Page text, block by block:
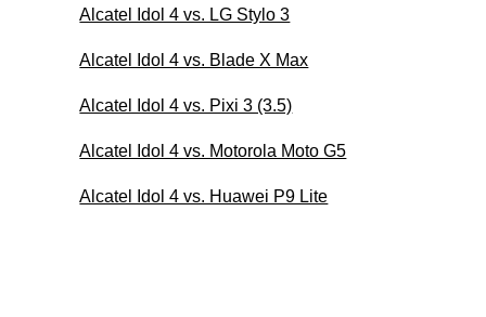
Alcatel Idol 4 vs. LG Stylo 3
Alcatel Idol 4 vs. Blade X Max
Alcatel Idol 4 vs. Pixi 3 (3.5)
Alcatel Idol 4 vs. Motorola Moto G5
Alcatel Idol 4 vs. Huawei P9 Lite